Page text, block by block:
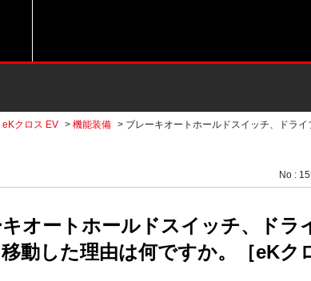
eKクロス EV > 機能装備 > ブレーキオートホールドスイッチ、ドラ
No :
オートホールドスイッチ、ド
動した理由は何ですか。［eKク